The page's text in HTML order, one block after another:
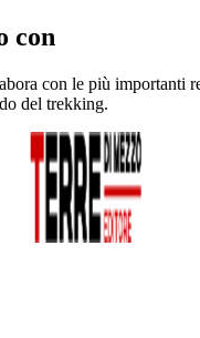
con
con le più importanti
del trekking.